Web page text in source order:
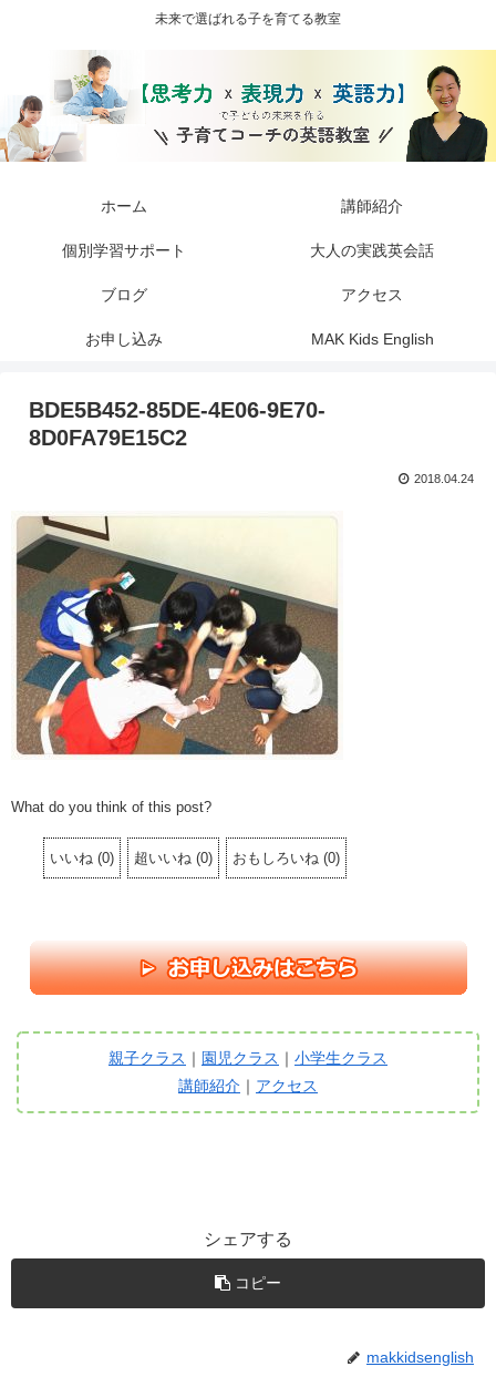
未来で選ばれる子を育てる教室
ホーム 講師紹介
個別学習サポート 大人の実践英会話
ブログ アクセス
お申し込み MAK Kids English
BDE5B452-85DE-4E06-9E70-
8D0FA79E15C2
2018.04.24
What do you think of this post?
いいね (0) 超いいね (0) おもしろいね (0)
親子クラス ｜ 園児クラス ｜ 小学生クラス
講師紹介 ｜ アクセス
シェアする
コピー
makkidsenglish